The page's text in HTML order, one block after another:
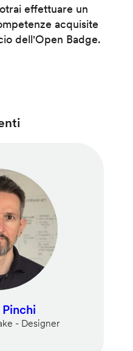
effettuare un
acquisite
dell'Open Badge.
- Designer